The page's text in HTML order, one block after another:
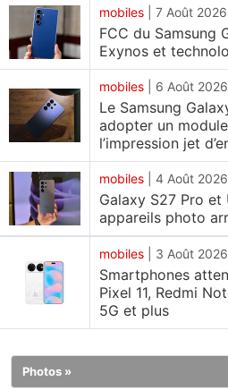
Fold haut de gamme, ce qui
offre premium dans un
pliables de plus en plus
Le numéro de produit SM-
attribué au Galaxy Z Flip 8
un tout autre smartphone
L' article précise que la
des modèles de Samsung
depuis des années. L'
F7xx pour les modèles Flip
les appareils Fold . Par
chances d' appartenir à la
mobiles 7 Août 2026
FCC du Samsung
Exynos et
mobiles 6 Août 2026
Le Samsung
adopter un
l’impression jet
mobiles 4 Août 2026
Galaxy S27 Pro
appareils photo
mobiles 3 Août 2026
Smartphones
Pixel 11, Redmi
5G et plus
Photos »